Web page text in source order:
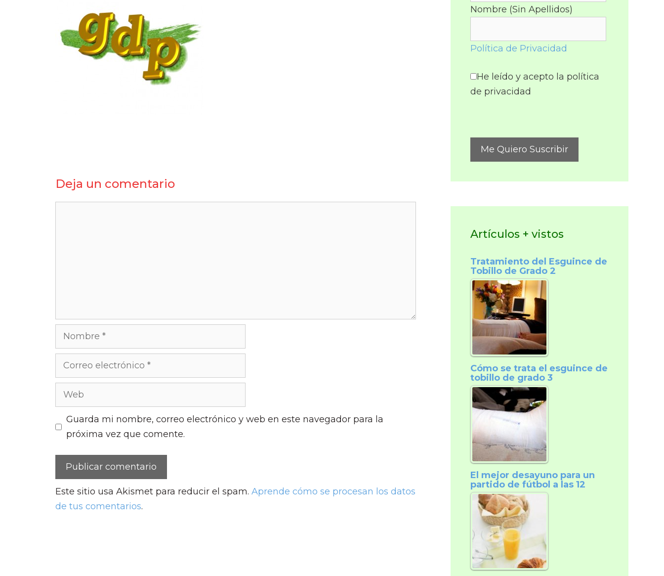
Deja un comentario
Nombre
Correo
electrónico
Web
Guarda mi nombre, correo electrónico y web en este navegador para la
próxima vez que comente.
Este sitio usa Akismet para reducir el spam. Aprende cómo se procesan los datos
de tus comentarios.
Nombre (Sin Apellidos)
Política de Privacidad
He leído y acepto la política
de privacidad
Artículos + vistos
Tratamiento del Esguince de
Tobillo de Grado 2
Cómo se trata el esguince de
tobillo de grado 3
El mejor desayuno para un
partido de fútbol a las 12